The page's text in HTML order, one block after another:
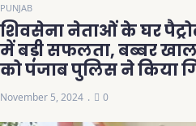
PUNJAB
शिवसेना नेताओं के घर
में बड़ी सफलता, बब्बर
को पंजाब पुलिस ने किया
November 5, 2024 0